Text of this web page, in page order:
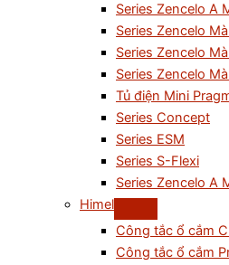
Series Zencelo A
Series Zencelo
Series Zencelo
Series Zencelo
Tủ điện Mini
Series Concept
Series ESM
Series S-Flexi
Series Zencelo A
Himel
Công tắc ổ cắm
Công tắc ổ cắm